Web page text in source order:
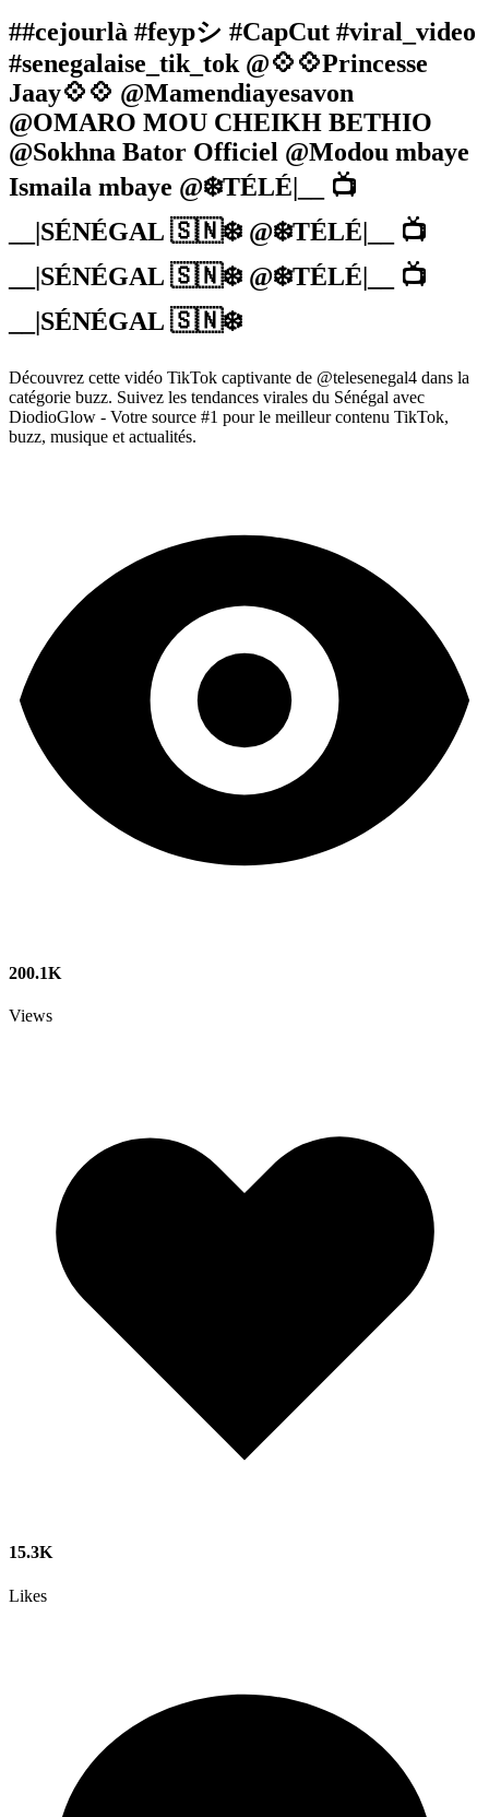
##cejourlà #feypシ #CapCut #viral_video
#senegalaise_tik_tok @💠💠Princesse
Jaay💠💠 @Mamendiayesavon
@OMARO MOU CHEIKH BETHIO
@Sokhna Bator Officiel @Modou mbaye
Ismaila mbaye @❄️TÉLÉ|__ 📺
__|SÉNÉGAL 🇸🇳❄️ @❄️TÉLÉ|__ 📺
__|SÉNÉGAL 🇸🇳❄️ @❄️TÉLÉ|__ 📺
__|SÉNÉGAL 🇸🇳❄️
Découvrez cette vidéo TikTok captivante de @telesenegal4 dans la
catégorie buzz. Suivez les tendances virales du Sénégal avec
DiodioGlow - Votre source #1 pour le meilleur contenu TikTok,
buzz, musique et actualités.
200.1K
Views
15.3K
Likes